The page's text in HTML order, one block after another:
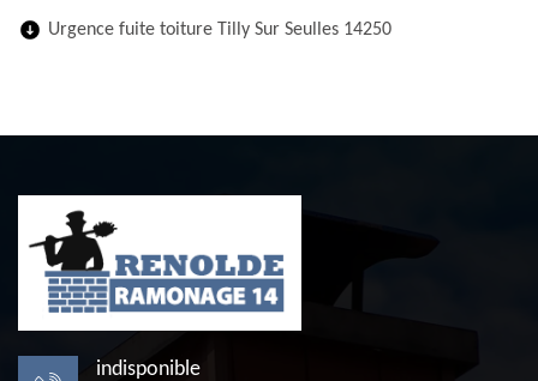
Urgence fuite toiture Tilly Sur Seulles 14250
indisponible